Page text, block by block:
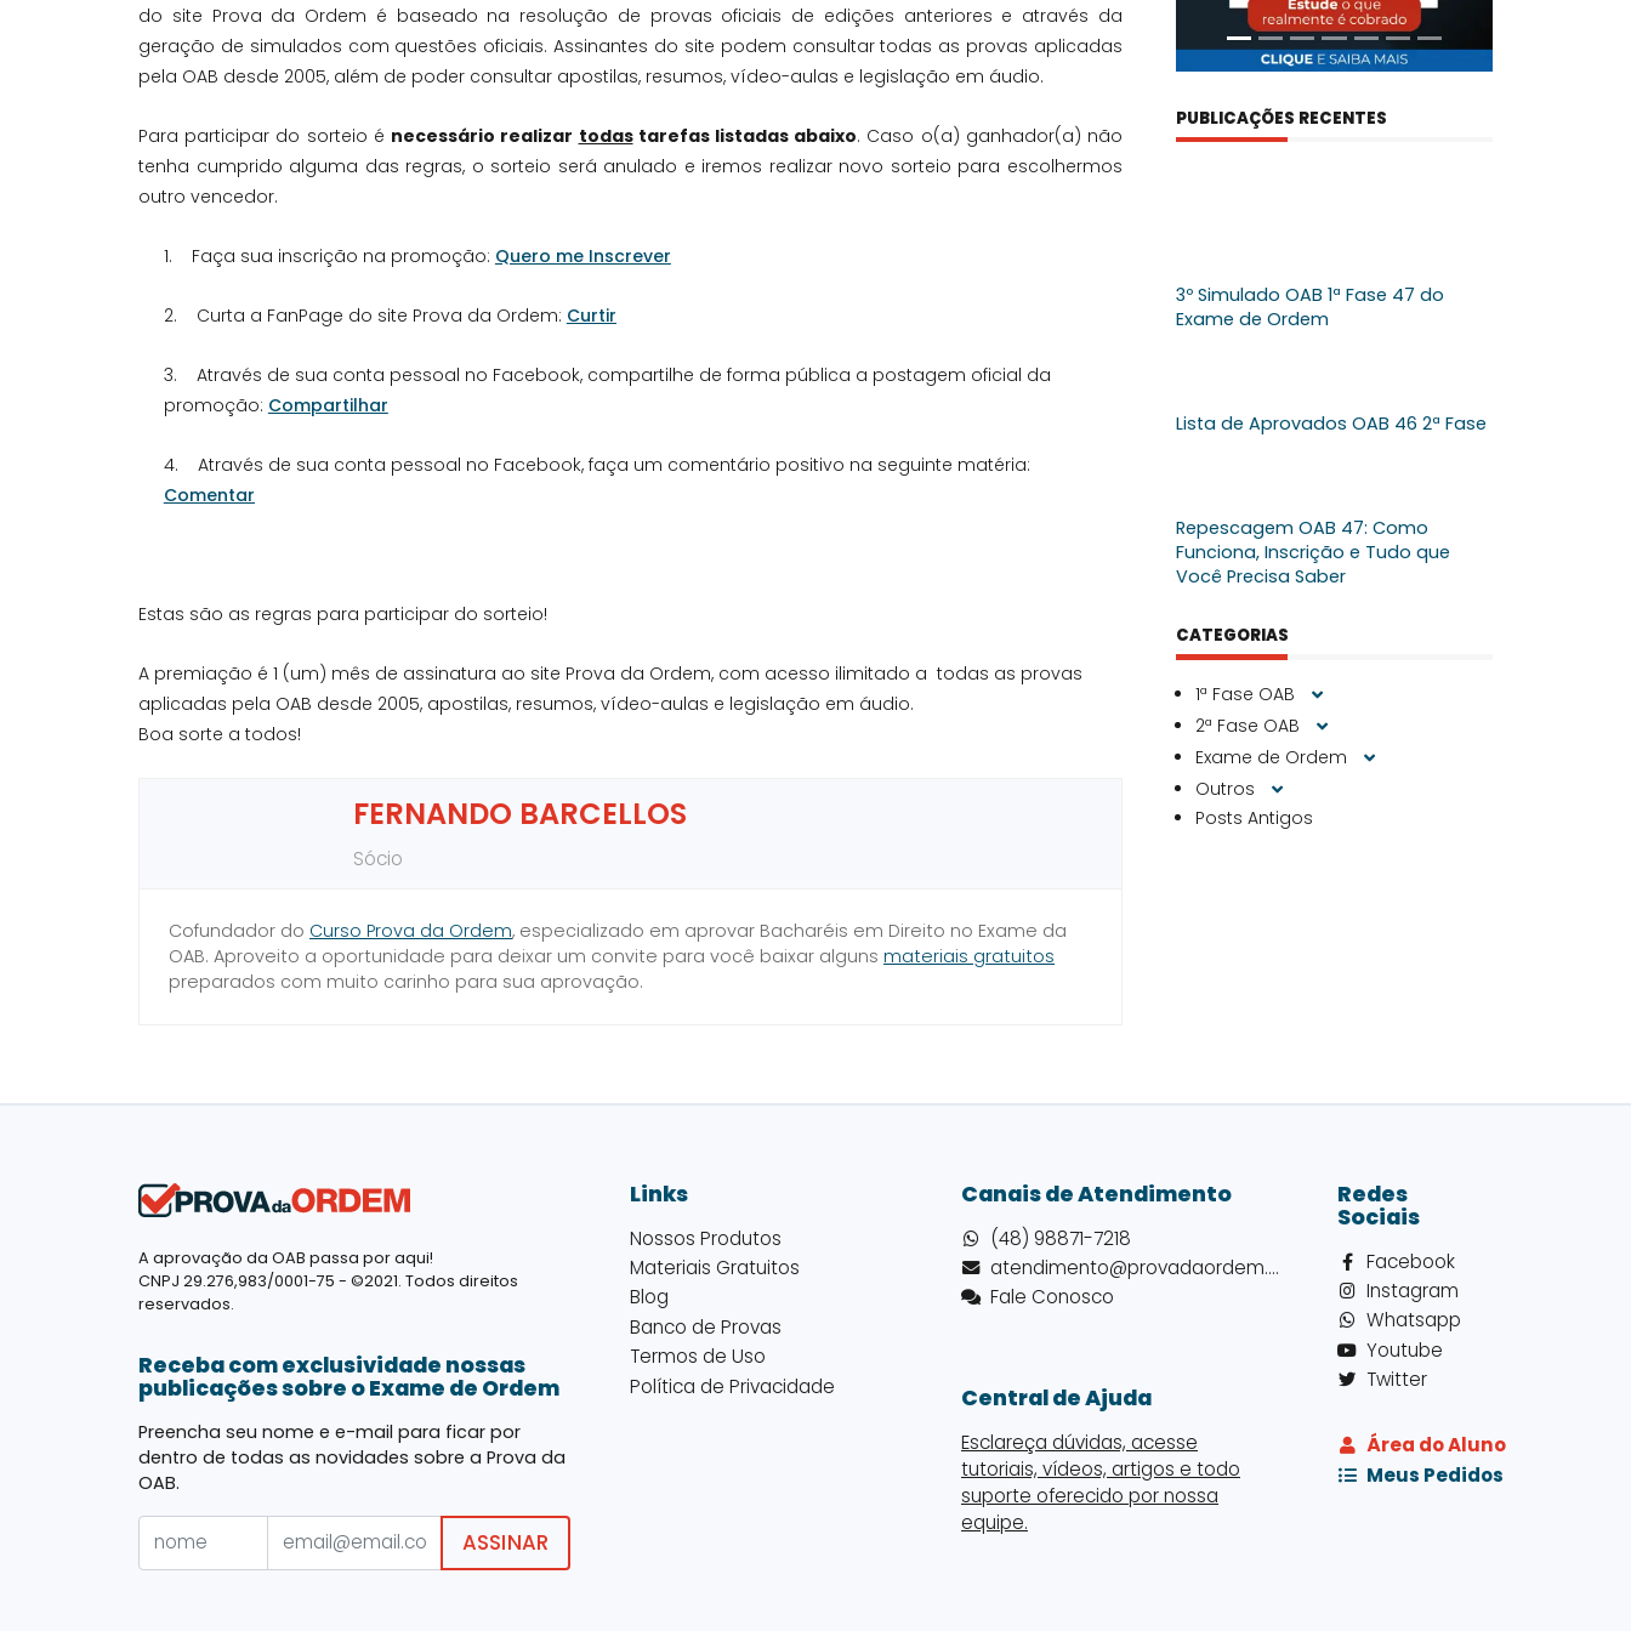
do site Prova da Ordem é baseado na resolução de provas oficiais de edições anteriores e através da
geração de simulados com questões oficiais. Assinantes do site podem consultar todas as provas aplicadas
pela OAB desde 2005, além de poder consultar apostilas, resumos, vídeo-aulas e legislação em áudio.
Para participar do sorteio é necessário realizar todastarefas listadas abaixo. Caso o(a) ganhador(a) não
tenha cumprido alguma das regras, o sorteio será anulado e iremos realizar novo sorteio para escolhermos
outro vencedor.
1. Faça sua inscrição na promoção: Quero me Inscrever
2. Curta a FanPage do site Prova da Ordem: Curtir
3. Através de sua conta pessoal no Facebook, compartilhe de forma pública a postagem oficial da
promoção: Compartilhar
4. Através de sua conta pessoal no Facebook, faça um comentário positivo na seguinte matéria:
Comentar
Estas são as regras para participar do sorteio!
A premiação é 1 (um) mês de assinatura ao site Prova da Ordem, com acesso ilimitado a todas as provas
aplicadas pela OAB desde 2005, apostilas, resumos, vídeo-aulas e legislação em áudio.
Boa sorte a todos!
FERNANDO BARCELLOS
Sócio
Cofundador do Curso Prova da Ordem, especializado em aprovar Bacharéis em Direito no Exame da
OAB. Aproveito a oportunidade para deixar um convite para você baixar alguns materiais gratuitos
preparados com muito carinho para sua aprovação.
PUBLICAÇÕES RECENTES
3º Simulado OAB 1ª Fase 47 do
Exame de Ordem
Lista de Aprovados OAB 46 2ª Fase
Repescagem OAB 47: Como
Funciona, Inscrição e Tudo que
Você Precisa Saber
CATEGORIAS
1ª Fase OAB
2ª Fase OAB
Exame de Ordem
Outros
Posts Antigos
A aprovação da OAB passa por aqui!
CNPJ 29.276,983/0001-75 - ©2021. Todos direitos
reservados.
Receba com exclusividade nossas
publicações sobre o Exame de Ordem
Preencha seu nome e e-mail para ficar por
dentro de todas as novidades sobre a Prova da
OAB.
ASSINAR
Links
Nossos Produtos
Materiais Gratuitos
Blog
Banco de Provas
Termos de Uso
Política de Privacidade
Central de Ajuda
Esclareça dúvidas, acesse
tutoriais, vídeos, artigos e todo
suporte oferecido por nossa
equipe.
Canais de Atendimento
(48) 98871-7218
atendimento@provadaordem.com.br
Fale Conosco
Redes
Sociais
Facebook
Instagram
Whatsapp
Youtube
Twitter
Área do Aluno
Meus Pedidos